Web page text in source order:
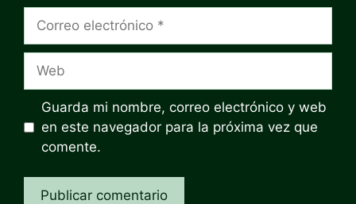
electrónico
Guarda mi nombre, correo electrónico y web
en este navegador para la próxima vez que
comente.